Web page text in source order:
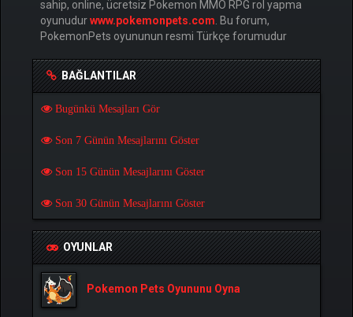
sahip, online, ücretsiz Pokemon MMO RPG rol yapma
oyunudurwww.pokemonpets.com. Bu forum,
PokemonPets oyununun resmi Türkçe forumudur
BAĞLANTILAR
Bugünkü Mesajları Gör
Son 7 Günün Mesajlarını Göster
Son 15 Günün Mesajlarını Göster
Son 30 Günün Mesajlarını Göster
OYUNLAR
Pokemon Pets Oyununu Oyna